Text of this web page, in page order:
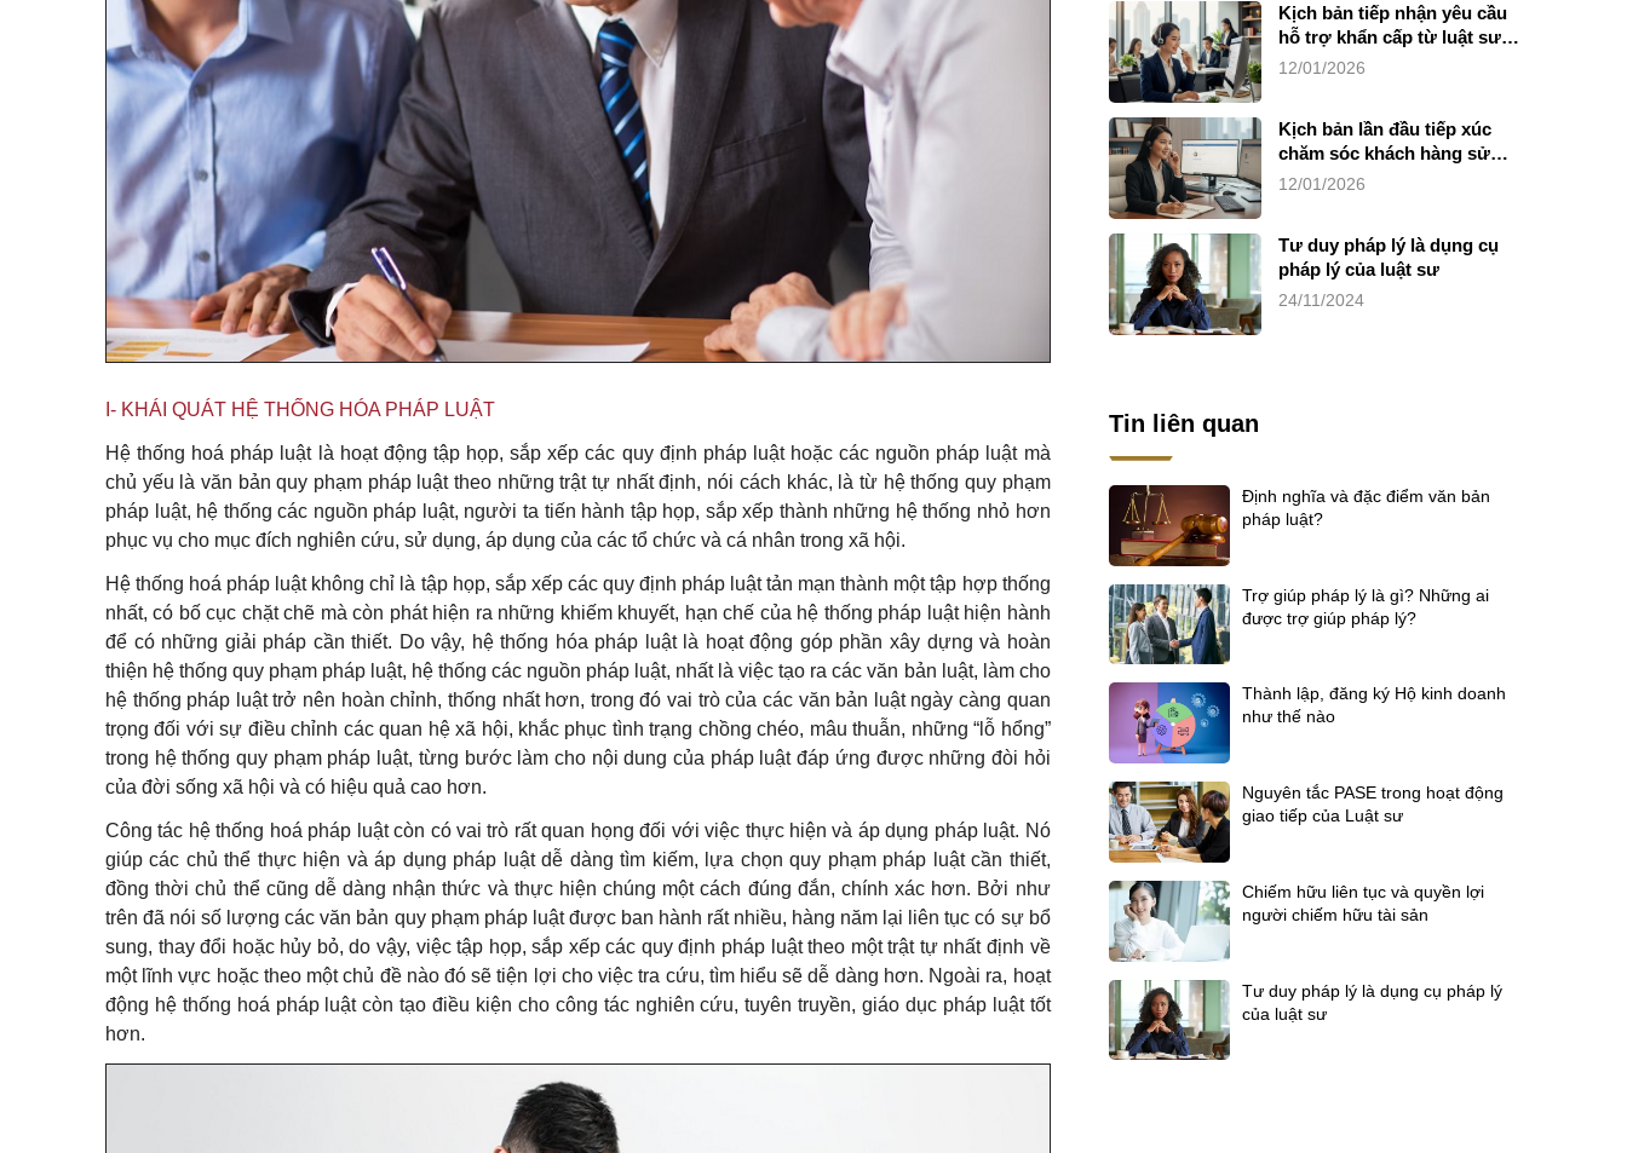
I- KHÁI QUÁT HỆ THỐNG HÓA PHÁP LUẬT
Hệ thống hoá pháp luật là hoạt động tập họp, sắp xếp các quy định pháp luật hoặc các nguồn pháp luật mà
chủ yếu là văn bản quy phạm pháp luật theo những trật tự nhất định, nói cách khác, là từ hệ thống quy phạm
pháp luật, hệ thống các nguồn pháp luật, người ta tiến hành tập họp, sắp xếp thành những hệ thống nhỏ hơn
phục vụ cho mục đích nghiên cứu, sử dụng, áp dụng của các tổ chức và cá nhân trong xã hội.
Hệ thống hoá pháp luật không chỉ là tập họp, sắp xếp các quy định pháp luật tản mạn thành một tập hợp thống
nhất, có bố cục chặt chẽ mà còn phát hiện ra những khiếm khuyết, hạn chế của hệ thống pháp luật hiện hành
để có những giải pháp cần thiết. Do vậy, hệ thống hóa pháp luật là hoạt động góp phần xây dựng và hoàn
thiện hệ thống quy phạm pháp luật, hệ thống các nguồn pháp luật, nhất là việc tạo ra các văn bản luật, làm cho
hệ thống pháp luật trở nên hoàn chỉnh, thống nhất hơn, trong đó vai trò của các văn bản luật ngày càng quan
trọng đối với sự điều chỉnh các quan hệ xã hội, khắc phục tình trạng chồng chéo, mâu thuẫn, những “lỗ hổng”
trong hệ thống quy phạm pháp luật, từng bước làm cho nội dung của pháp luật đáp ứng được những đòi hỏi
của đời sống xã hội và có hiệu quả cao hơn.
Công tác hệ thống hoá pháp luật còn có vai trò rất quan họng đối với việc thực hiện và áp dụng pháp luật. Nó
giúp các chủ thể thực hiện và áp dụng pháp luật dễ dàng tìm kiếm, lựa chọn quy phạm pháp luật cần thiết,
đồng thời chủ thể cũng dễ dàng nhận thức và thực hiện chúng một cách đúng đắn, chính xác hơn. Bởi như
trên đã nói số lượng các văn bản quy phạm pháp luật được ban hành rất nhiều, hàng năm lại liên tục có sự bổ
sung, thay đổi hoặc hủy bỏ, do vậy, việc tập họp, sắp xếp các quy định pháp luật theo một trật tự nhất định về
một lĩnh vực hoặc theo một chủ đề nào đó sẽ tiện lợi cho việc tra cứu, tìm hiểu sẽ dễ dàng hơn. Ngoài ra, hoạt
động hệ thống hoá pháp luật còn tạo điều kiện cho công tác nghiên cứu, tuyên truyền, giáo dục pháp luật tốt
hơn.
Kịch bản tiếp nhận yêu cầu
hỗ trợ khẩn cấp từ luật sư
riêng
12/01/2026
Kịch bản lần đầu tiếp xúc
chăm sóc khách hàng sử
dụng dịch vụ luật sư riêng
12/01/2026
Tư duy pháp lý là dụng cụ
pháp lý của luật sư
24/11/2024
Tin liên quan
Định nghĩa và đặc điểm văn bản
pháp luật?
Trợ giúp pháp lý là gì? Những ai
được trợ giúp pháp lý?
Thành lập, đăng ký Hộ kinh doanh
như thế nào
Nguyên tắc PASE trong hoạt động
giao tiếp của Luật sư
Chiếm hữu liên tục và quyền lợi
người chiếm hữu tài sản
Tư duy pháp lý là dụng cụ pháp lý
của luật sư